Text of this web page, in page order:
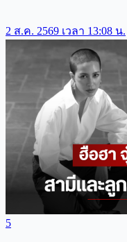
2 ส.ค. 2569 เวลา 13:08 น.
5